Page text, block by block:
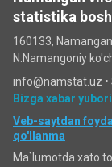
statistika
160133,
N.Namangoniy
info@namstat.uz •
Bizga xabar
Veb-saytdan
qo'llanma
Ma`lumotda xato